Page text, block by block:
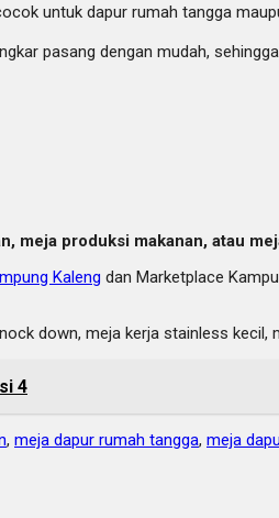
untuk dapur rumah tangga
pasang dengan mudah,
meja produksi makanan, atau
Kaleng dan Marketplace
down, meja kerja stainless
4
, meja dapur rumah tangga, meja